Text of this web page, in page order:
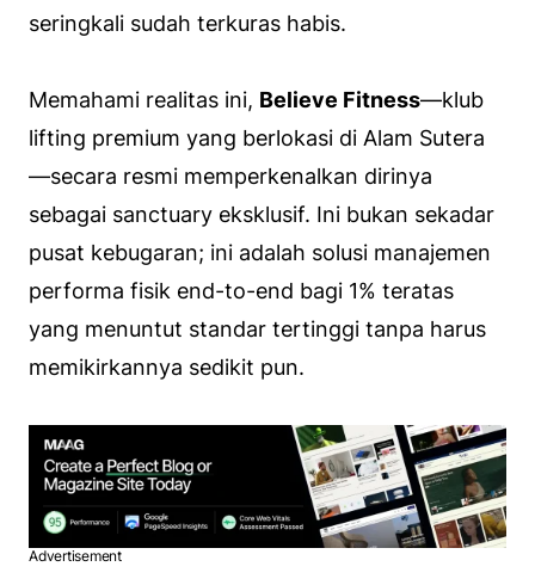
seringkali sudah terkuras habis.
Memahami realitas ini, Believe Fitness—klub
lifting premium yang berlokasi di Alam Sutera
—secara resmi memperkenalkan dirinya
sebagai sanctuary eksklusif. Ini bukan sekadar
pusat kebugaran; ini adalah solusi manajemen
performa fisik end-to-end bagi 1% teratas
yang menuntut standar tertinggi tanpa harus
memikirkannya sedikit pun.
Advertisement